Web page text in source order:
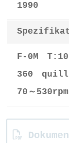
1990
F-0M
360
70～